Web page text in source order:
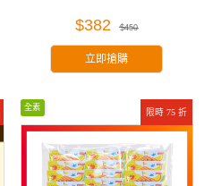
$382 $450
立即搶購
限時 75 折
全素